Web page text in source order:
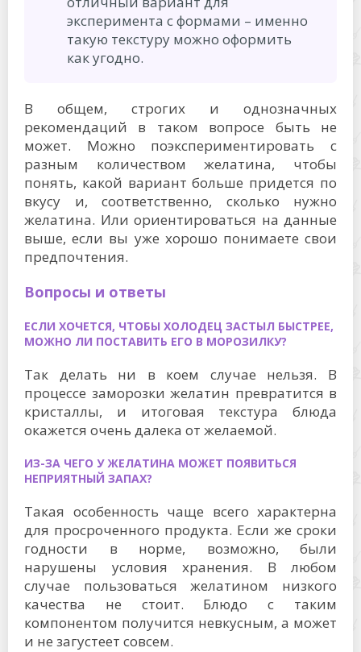
эксперимента с формами – именно
такую текстуру можно оформить
как угодно.
В общем, строгих и однозначных
рекомендаций в таком вопросе быть не
может. Можно поэкспериментировать с
разным количеством желатина, чтобы
понять, какой вариант больше придется по
вкусу и, соответственно, сколько нужно
желатина. Или ориентироваться на данные
выше, если вы уже хорошо понимаете свои
предпочтения.
Вопросы и ответы
ЕСЛИ ХОЧЕТСЯ, ЧТОБЫ ХОЛОДЕЦ ЗАСТЫЛ БЫСТРЕЕ,
МОЖНО ЛИ ПОСТАВИТЬ ЕГО В МОРОЗИЛКУ?
Так делать ни в коем случае нельзя. В
процессе заморозки желатин превратится в
кристаллы, и итоговая текстура блюда
окажется очень далека от желаемой.
ИЗ-ЗА ЧЕГО У ЖЕЛАТИНА МОЖЕТ ПОЯВИТЬСЯ
НЕПРИЯТНЫЙ ЗАПАХ?
Такая особенность чаще всего характерна
для просроченного продукта. Если же сроки
годности в норме, возможно, были
нарушены условия хранения. В любом
случае пользоваться желатином низкого
качества не стоит. Блюдо с таким
компонентом получится невкусным, а может
и не загустеет совсем.